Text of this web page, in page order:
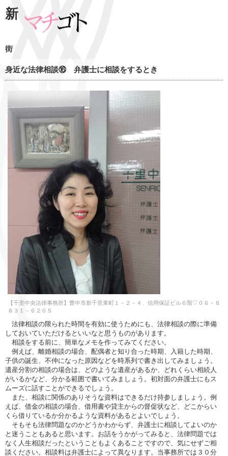
新
街
身近な法律相談⑯ 弁護士に相談をするとき
【千里中央法律事務所】豊中市新千里東町１－２－４、信用保証ビル６階▽０６－６
８３１－６２０５
法律相談の限られた時間を有効に使うためにも、法律相談の際に準備
しておいていただけるといいなと思うものがあります。
相談をする前に、簡単なメモを作ってみてください。
例えば、離婚相談の場合、配偶者と知り合った時期、入籍した時期、
子供の誕生、不仲になった原因などを時系列で書き出してみましょう。
遺産分割の相談の場合は、どのような遺産があるか、どれくらい相続人
がいるかなど、分かる範囲で書いてみましょう。初対面の弁護士にもス
ムーズに話すことができるでしょう。
また、相談に関係のありそうな資料はできるだけ持参しましょう。例
えば、借金の相談の場合、借用書や貸主からの督促状など、どこからい
くら借りているか分かるような資料があるとよいでしょう。
そもそも法律問題なのかどうかわからず、弁護士に相談してよいのか
と迷うこともあると思います。お話をうかがってみると、法律問題では
なく人生相談だったということもよくあることですので、気にせずご相
談ください。相談料は弁護士によって異なります。当事務所では３０分